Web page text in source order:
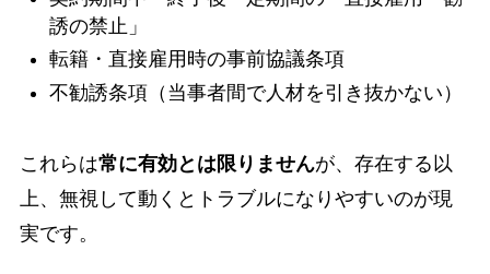
誘の禁止」
転籍・直接雇用時の事前協議条項
不勧誘条項（当事者間で人材を引き抜かない）
これらは常に有効とは限りませんが、存在する以
上、無視して動くとトラブルになりやすいのが現
実です。